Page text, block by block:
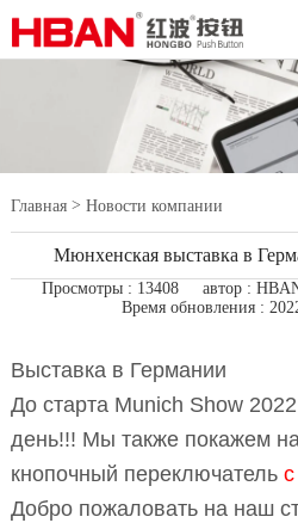
Главная> Новости компании
Мюнхенская выставка в
Просмотры : 13408
автор :
Время обновления :
Выставка в Германии
До старта Munich Show
день!!! Мы также покажем
кнопочный переключатель
Добро пожаловать на наш